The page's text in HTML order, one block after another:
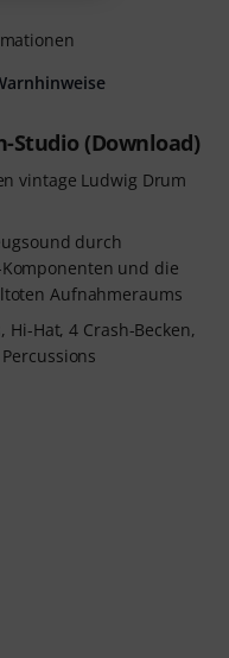
Studio (Download)
vintage Ludwig Drum
durch
und die
Aufnahmeraums
Hi-Hat, 4 Crash-Becken,